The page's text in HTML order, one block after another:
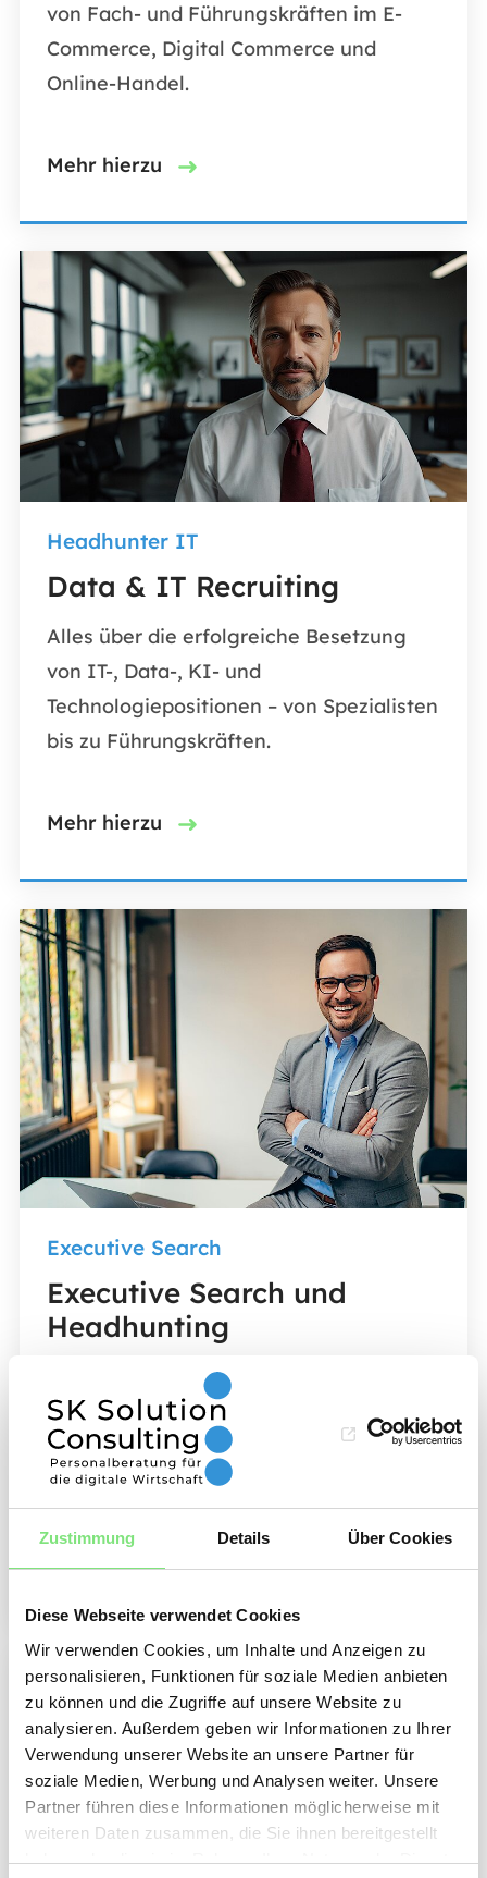
Zustimmung Details Über Cookies
Diese Webseite verwendet Cookies
Wir verwenden Cookies, um Inhalte und Anzeigen zu
personalisieren, Funktionen für soziale Medien anbieten
zu können und die Zugriffe auf unsere Website zu
analysieren. Außerdem geben wir Informationen zu Ihrer
Verwendung unserer Website an unsere Partner für
soziale Medien, Werbung und Analysen weiter. Unsere
Partner führen diese Informationen möglicherweise mit
weiteren Daten zusammen, die Sie ihnen bereitgestellt
haben oder die sie im Rahmen Ihrer Nutzung der Dienste
von Fach- und Führungskräften im E-
Commerce, Digital Commerce und
Online-Handel.
Mehr hierzu
Headhunter IT
Data & IT Recruiting
Alles über die erfolgreiche Besetzung
von IT-, Data-, KI- und
Technologiepositionen – von Spezialisten
bis zu Führungskräften.
Mehr hierzu
Executive Search
Executive Search und
Headhunting
Erfahren Sie, wie Executive Search
funktioniert und wie Schlüsselpositionen
diskret, effizient und nachhaltig besetzt
werden.
Mehr hierzu